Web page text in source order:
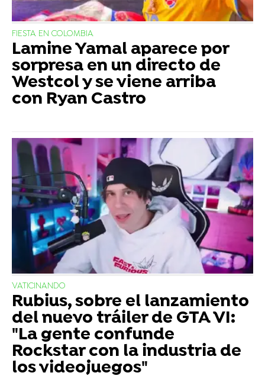
FIESTA EN COLOMBIA
Lamine Yamal aparece por
sorpresa en un directo de
Westcol y se viene arriba
con Ryan Castro
VATICINANDO
Rubius, sobre el lanzamiento
del nuevo tráiler de GTA VI:
"La gente confunde
Rockstar con la industria de
los videojuegos"